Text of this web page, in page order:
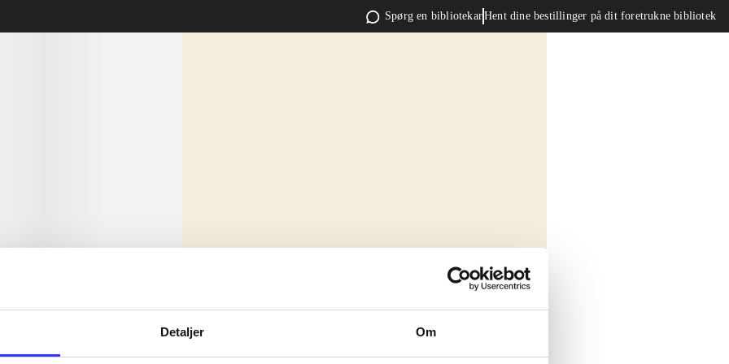
Detaljer Om
Spørg en bibliotekarHent dine bestillinger på dit foretrukne bibliotek
sit amet ...
sit amet ...